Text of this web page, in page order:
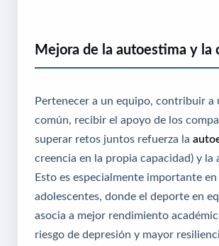
Mejora de la autoestima y la
Pertenecer a un equipo, contribuir a
común, recibir el apoyo de los
superar retos juntos refuerza la
creencia en la propia capacidad) y la
Esto es especialmente importante
adolescentes, donde el deporte en
asocia a mejor rendimiento
riesgo de depresión y mayor